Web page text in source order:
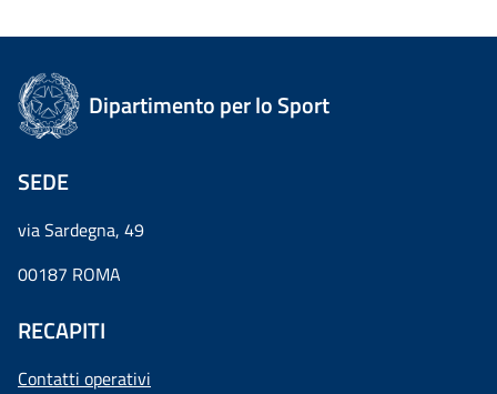
Dipartimento per lo Sport
SEDE
via Sardegna, 49
00187 ROMA
RECAPITI
Contatti operativi